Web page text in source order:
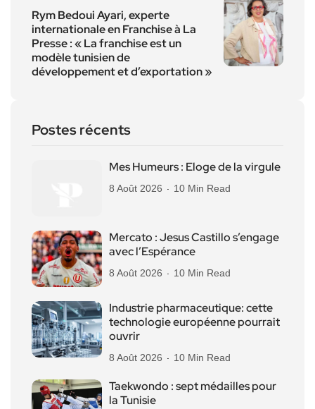
Rym Bedoui Ayari, experte
internationale en Franchise à La
Presse : « La franchise est un
modèle tunisien de
développement et d’exportation »
Postes récents
Mes Humeurs : Eloge de la virgule
8 Août 2026 10 Min Read
Mercato : Jesus Castillo s’engage
avec l’Espérance
8 Août 2026 10 Min Read
Industrie pharmaceutique: cette
technologie européenne pourrait
ouvrir
8 Août 2026 10 Min Read
Taekwondo : sept médailles pour
la Tunisie